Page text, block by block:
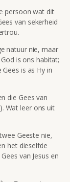
persoon wat dit
van sekerheid
natuur nie, maar
is ons habitat;
is as Hy in
die Gees van
Wat leer ons uit
Geeste nie,
het dieselfde
van Jesus en